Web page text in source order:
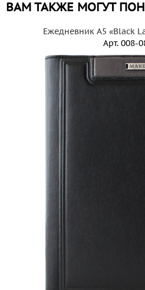
ВАМ ТАКЖЕ МОГУТ
Ежедневник А5 «Black
Арт. 008-